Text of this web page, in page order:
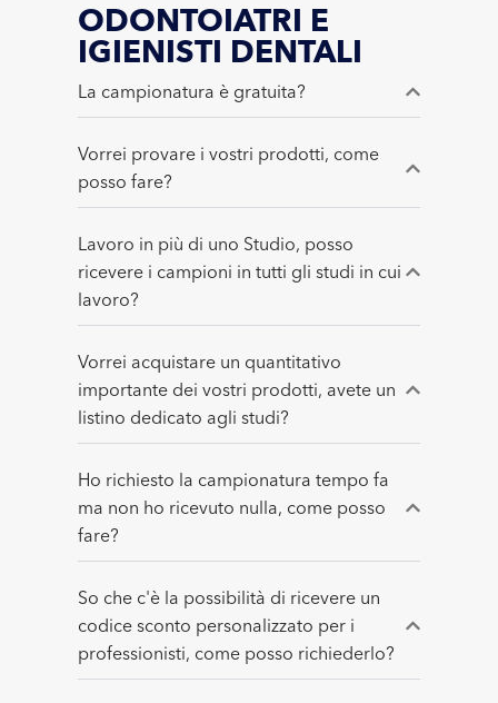
ODONTOIATRI E
IGIENISTI DENTALI
La campionatura è gratuita?
Vorrei provare i vostri prodotti, come
posso fare?
Lavoro in più di uno Studio, posso
ricevere i campioni in tutti gli studi in cui
lavoro?
Vorrei acquistare un quantitativo
importante dei vostri prodotti, avete un
listino dedicato agli studi?
Ho richiesto la campionatura tempo fa
ma non ho ricevuto nulla, come posso
fare?
So che c'è la possibilità di ricevere un
codice sconto personalizzato per i
professionisti, come posso richiederlo?